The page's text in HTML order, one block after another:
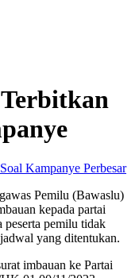
Perbesar
Pemilu (Bawaslu)
kepada partai
peserta pemilu tidak
yang ditentukan.
imbauan ke Partai